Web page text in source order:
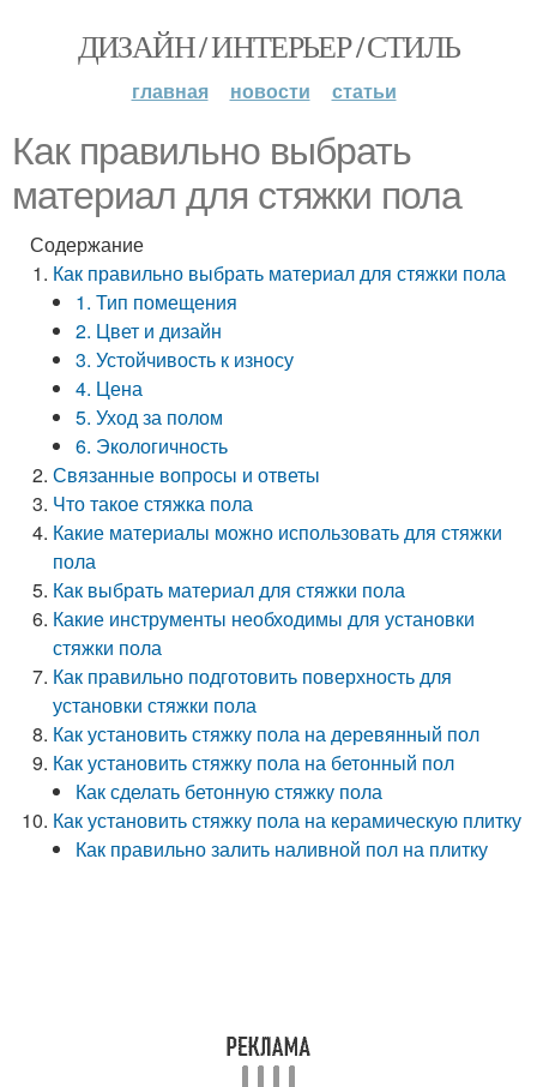
ДИЗАЙН / ИНТЕРЬЕР / СТИЛЬ
главная новости статьи
Как правильно выбрать
материал для стяжки пола
Содержание
Как правильно выбрать материал для стяжки пола
1. Тип помещения
2. Цвет и дизайн
3. Устойчивость к износу
4. Цена
5. Уход за полом
6. Экологичность
Связанные вопросы и ответы
Что такое стяжка пола
Какие материалы можно использовать для стяжки
пола
Как выбрать материал для стяжки пола
Какие инструменты необходимы для установки
стяжки пола
Как правильно подготовить поверхность для
установки стяжки пола
Как установить стяжку пола на деревянный пол
Как установить стяжку пола на бетонный пол
Как сделать бетонную стяжку пола
Как установить стяжку пола на керамическую плитку
Как правильно залить наливной пол на плитку